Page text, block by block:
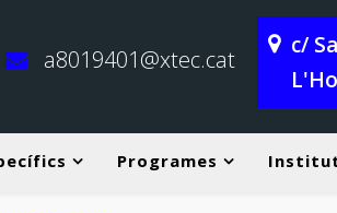
a8019401@xtec.cat
c/
Programes